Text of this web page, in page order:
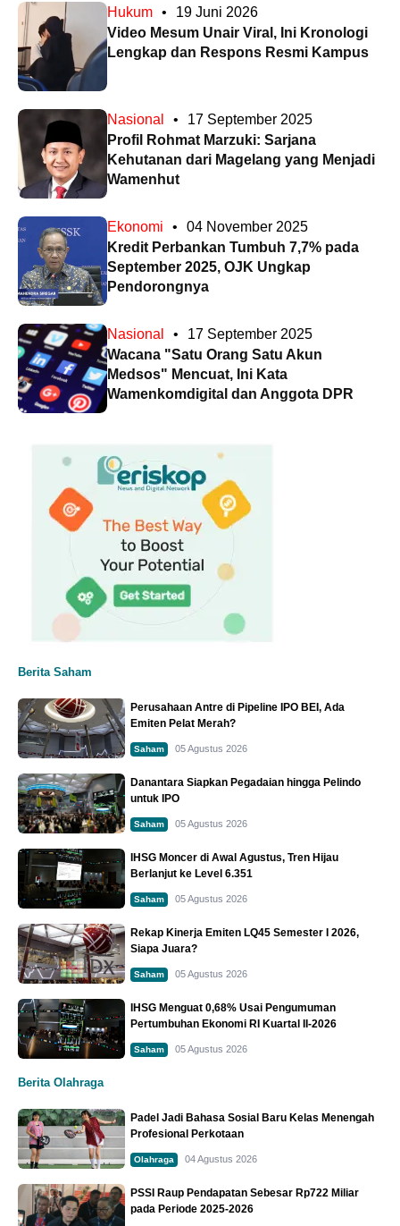
Hukum •
19 Juni 2026
Video Mesum Unair Viral, Ini Kronologi
Lengkap dan Respons Resmi Kampus
Nasional •
17 September 2025
Profil Rohmat Marzuki: Sarjana
Kehutanan dari Magelang yang Menjadi
Wamenhut
Ekonomi •
04 November 2025
Kredit Perbankan Tumbuh 7,7% pada
September 2025, OJK Ungkap
Pendorongnya
Nasional •
17 September 2025
Wacana "Satu Orang Satu Akun
Medsos" Mencuat, Ini Kata
Wamenkomdigital dan Anggota DPR
Berita Saham
Perusahaan Antre di Pipeline IPO BEI, Ada
Emiten Pelat Merah?
Saham 05 Agustus 2026
Danantara Siapkan Pegadaian hingga Pelindo
untuk IPO
Saham 05 Agustus 2026
IHSG Moncer di Awal Agustus, Tren Hijau
Berlanjut ke Level 6.351
Saham 05 Agustus 2026
Rekap Kinerja Emiten LQ45 Semester I 2026,
Siapa Juara?
Saham 05 Agustus 2026
IHSG Menguat 0,68% Usai Pengumuman
Pertumbuhan Ekonomi RI Kuartal II-2026
Saham 05 Agustus 2026
Berita Olahraga
Padel Jadi Bahasa Sosial Baru Kelas Menengah
Profesional Perkotaan
Olahraga 04 Agustus 2026
PSSI Raup Pendapatan Sebesar Rp722 Miliar
pada Periode 2025-2026